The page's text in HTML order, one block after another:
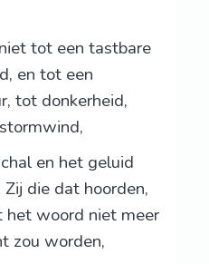
tot een tastbare
en tot een
tot donkerheid,
en het geluid
die dat hoorden,
het woord niet meer
zou worden,